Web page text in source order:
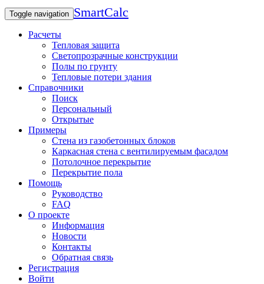
Toggle navigation SmartCalc
Расчеты
Тепловая защита
Светопрозрачные конструкции
Полы по грунту
Тепловые потери здания
Справочники
Поиск
Персональный
Открытые
Примеры
Стена из газобетонных блоков
Каркасная стена с вентилируемым фасадом
Потолочное перекрытие
Перекрытие пола
Помощь
Руководство
FAQ
О проекте
Информация
Новости
Контакты
Обратная связь
Регистрация
Войти